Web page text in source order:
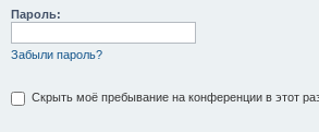
Пароль:
Забыли пароль?
Скрыть моё пребывание на конференции в этот